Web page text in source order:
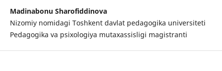
Madinabonu Sharofiddinova
Nizomiy nomidagi Toshkent davlat pedagogika universiteti
Pedagogika va psixologiya mutaxassisligi magistranti